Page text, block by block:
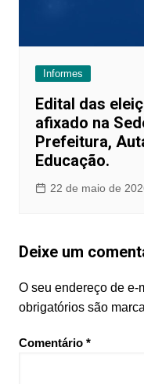
Informes
Edital das
afixado na
Prefeitura,
Educação.
22 de maio de
Deixe um
O seu endereço de e-
obrigatórios são
Comentário *